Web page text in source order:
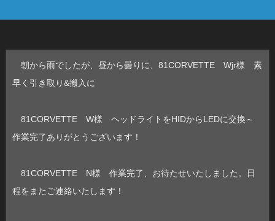
朝から雨でしたが、昼から曇りに、81CORVETTE Wjr様 素
早く引き取り&搬入に
81CORVETTE W様 ヘッドライトをHIDからLEDに交換～
作業完了ありがとうございます！
81CORVETTE N様 作業完了、お待たせいたしました。日
程をまたご連絡いたします！